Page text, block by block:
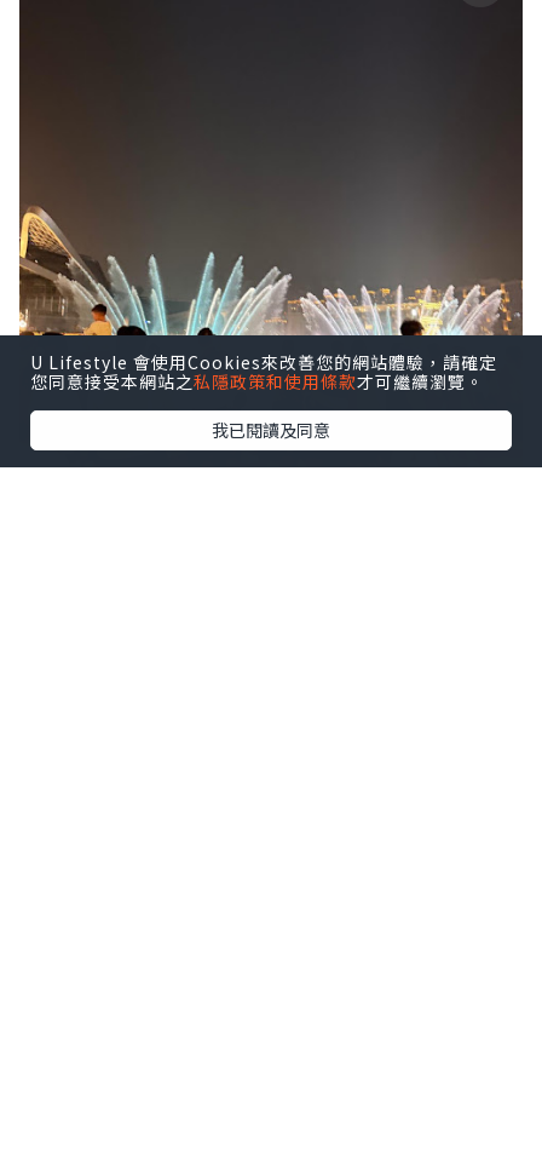
U Lifestyle 會使用Cookies來改善您的網站體驗，請確定
您同意接受本網站之私隱政策和使用條款才可繼續瀏覽。
我已閱讀及同意